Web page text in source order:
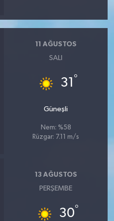
11 AĞUSTOS
SALI
31 °
Güneşli
Nem: %58
Rüzgar: 7.11 m/s
13 AĞUSTOS
PERŞEMBE
30°